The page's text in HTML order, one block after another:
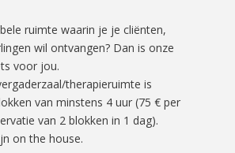
ruimte waarin je je cliënten,
wil ontvangen? Dan is onze
voor jou.
therapieruimte is
van minstens 4 uur (75 € per
van 2 blokken in 1 dag).
on the house.